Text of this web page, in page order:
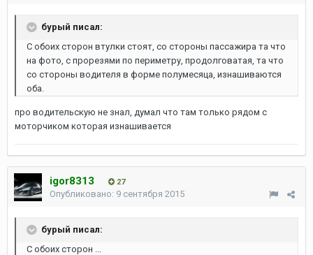
бурый писал:
С обоих сторон втулки стоят, со стороны пассажира та что
на фото, с прорезями по периметру, продолговатая, та что
со стороны водителя в форме полумесяца, изнашиваются
оба.
про водительскую не знал, думал что там только рядом с
моторчиком которая изнашивается
igor8313 27
Опубликовано: 9 сентября 2015
бурый писал:
С обоих сторон ...